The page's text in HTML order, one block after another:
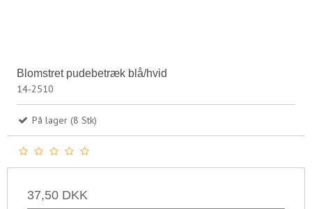
Blomstret pudebetræk blå/hvid
14-2510
På lager (8 Stk)
37,50 DKK